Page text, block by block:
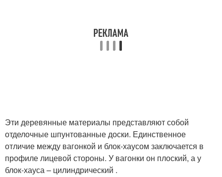
Эти деревянные материалы представляют собой
отделочные шпунтованные доски. Единственное
отличие между вагонкой и блок-хаусом заключается в
профиле лицевой стороны. У вагонки он плоский, а у
блок-хауса – цилиндрический .